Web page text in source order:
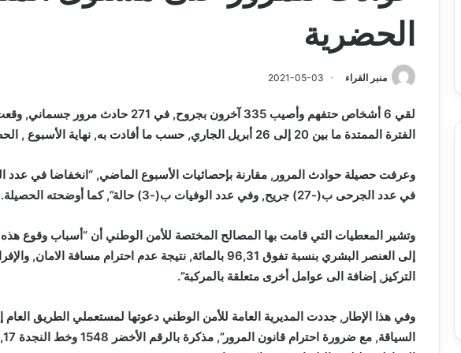
الحضرية
منبر القراء 2021-05-03
لقي 6 أشخاص حتفهم وأصيب 335 آخرون بجروح, في
الفترة الممتدة ما بين 20 إلى 26 أبريل الجاري, حسب ما أفادت به, نهاية الأسبوع , الحصيلة الأسبوعية للأمن الوطني.
في عدد الجرحى ب(-27) جريح, وفي عدد الوفيات ب(-3) حالة”, كما أوضحته الحصيلة.
وتشير المعطيات التي قامت بها المصالح المختصة للأمن الوطني أن “أسباب وقوع هذه
إلى العنصر البشري بنسبة تفوق 96,31 بالمائة, نتيجة عدم احترام
التركيز, إضافة الى عوامل أخرى متعلقة بالمركبة”.
وفي هذا الإطار, جددت المديرية العامة للأمن الوطني دعوتها لمستعملي الطريق العام
وكأس الكونفدرالية يوم الخميس
الدين